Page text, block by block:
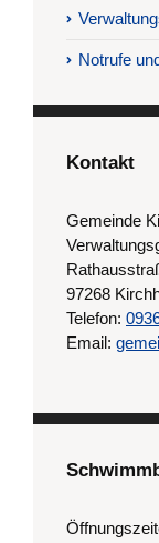
Notrufe
Kontakt
Gemeinde
97268
Telefon:
Email: